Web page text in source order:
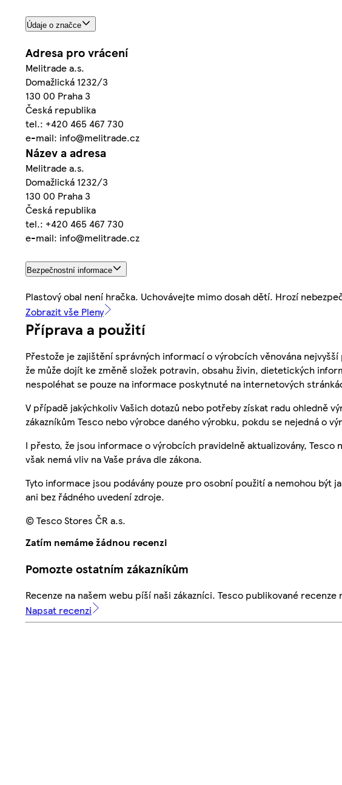
Údaje o značce
Adresa pro vrácení
Melitrade a.s.
Domažlická 1232/3
130 00 Praha 3
Česká republika
tel.: +420 465 467 730
e-mail: info@melitrade.cz
Název a adresa
Melitrade a.s.
Domažlická 1232/3
130 00 Praha 3
Česká republika
tel.: +420 465 467 730
e-mail: info@melitrade.cz
Bezpečnostní informace
Plastový obal není hračka. Uchovávejte mimo dosah dětí. Hrozí
Zobrazit vše Pleny
Příprava a použití
Přestože je zajištění správných informací o výrobcích věnována
že může dojít ke změně složek potravin, obsahu živin, dietetických
nespoléhat se pouze na informace poskytnuté na internetových
V případě jakýchkoliv Vašich dotazů nebo potřeby získat radu ohledně
zákazníkům Tesco nebo výrobce daného výrobku, pokdu se nejedná o
I přesto, že jsou informace o výrobcích pravidelně aktualizovány,
však nemá vliv na Vaše práva dle zákona.
Tyto informace jsou podávány pouze pro osobní použití a nemohou být
ani bez řádného uvedení zdroje.
© Tesco Stores ČR a.s.
Zatím nemáme žádnou recenzi
Pomozte ostatním zákazníkům
Recenze na našem webu píší naši zákazníci. Tesco publikované recenze
Napsat recenzi